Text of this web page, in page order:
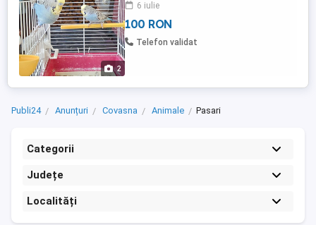
2
6 iulie
100 RON
Telefon validat
Publi24 Anunțuri Covasna Animale Pasari
Categorii
Județe
Localități